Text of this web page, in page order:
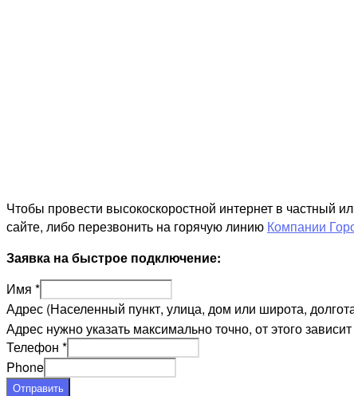
Чтобы провести высокоскоростной интернет в частный
сайте, либо перезвонить на горячую линию Компании
Заявка на быстрое подключение:
Имя *
Адрес (Населенный пункт, улица, дом или широта,
Адрес нужно указать максимально точно, от этого
Телефон *
Phone
Отправить